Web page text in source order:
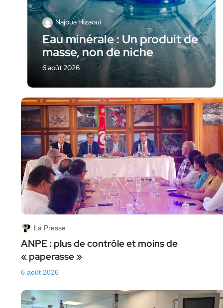
Najoua Hizaoui
Eau minérale : Un produit de
masse, non de niche
6 août 2026
La Presse
ANPE : plus de contrôle et moins de
« paperasse »
6 août 2026